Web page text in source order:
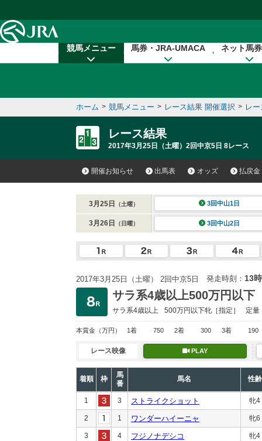
競馬メニュー 馬券・JRA-UMACA ネット馬
ホーム > 競馬メニュー > レース結果 開催選択 > レ
レース結果
2017年3月25日（土曜）2回中京5日 8レース
開催お知らせ 出馬表 オッズ 払戻金
3月25日 （土曜） 3回中山1日
3月26日 （日曜） 3回中山2日
2017年3月25日（土曜） 2回中京5日 発走時刻： 13
サラ系4歳以上500万円以下
サラ系4歳以上 500万円以下牝［指定］ 定量
本賞金 （万円） 1着 750 2着 300 3着 190
レース映像 PLAY
着順 枠
馬
番
馬名 性齢
1 3 ストライクショット 牝4
2 1 ワンダーハイーニャ 牝6
3 4 フジノナデシコ 牝4